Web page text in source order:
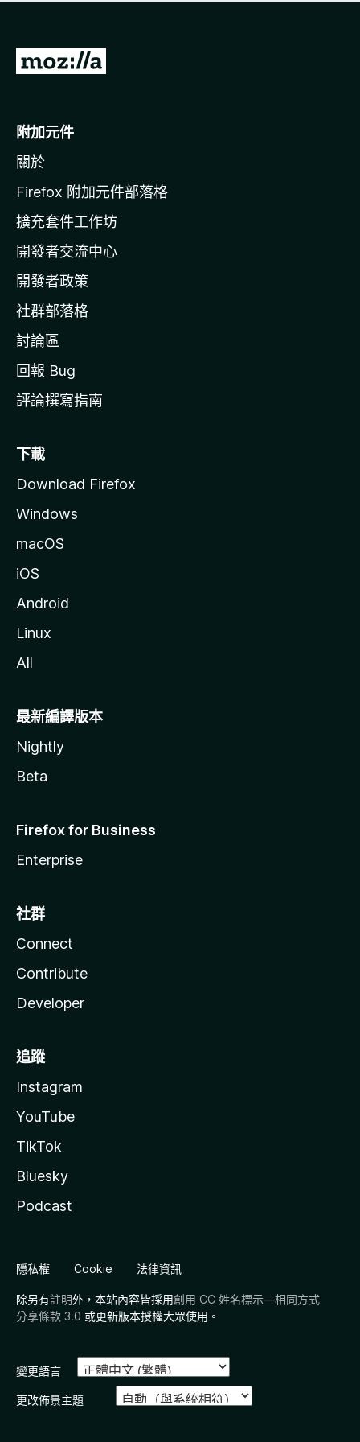
有
前
o
i
l
a
官
網
附加元件
關於
Firefox 附加元件部落格
擴充套件工作坊
開發者交流中心
開發者政策
社群部落格
討論區
回報 Bug
評論撰寫指南
下載
Download Firefox
Windows
macOS
iOS
Android
Linux
All
最新編譯版本
Nightly
Beta
Firefox for Business
Enterprise
社群
Connect
Contribute
Developer
追蹤
Instagram
YouTube
TikTok
Bluesky
Podcast
隱私權 Cookie 法律資訊
除另有註明外，本站內容皆採用創用 CC 姓名標示—相同方式
分享條款 3.0 或更新版本授權大眾使用。
變更語言
更改佈景主題